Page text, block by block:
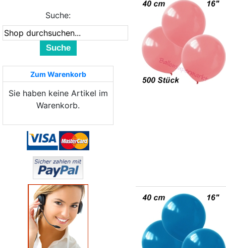
Suche:
Suche
Zum Warenkorb
Sie haben keine Artikel im
Warenkorb.